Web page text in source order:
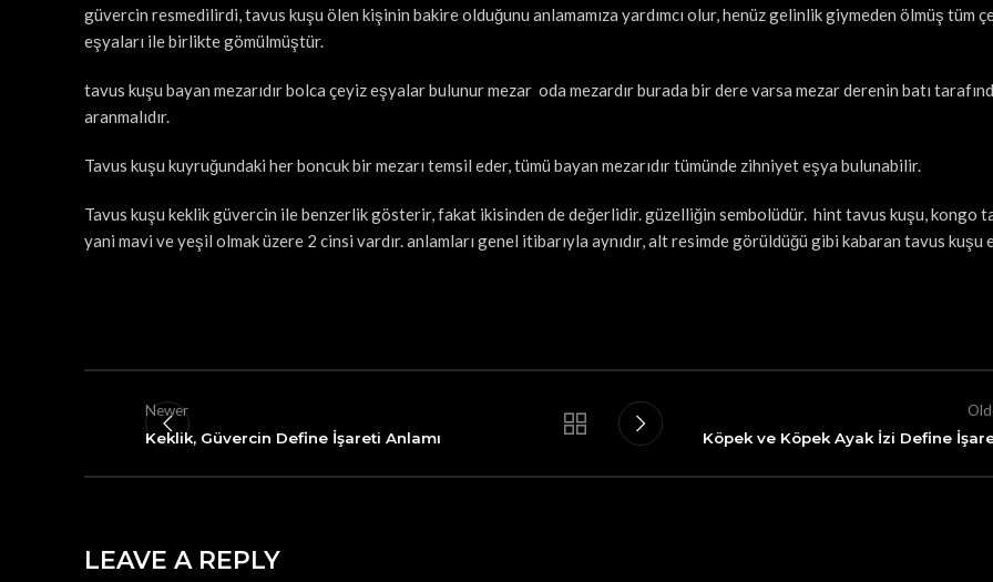
güvercin resmedilirdi, tavus kuşu ölen kişinin bakire olduğunu anlamamıza yardımcı olur, henüz gelinlik giymeden ölmüş tüm
eşyaları ile birlikte gömülmüştür.
tavus kuşu bayan mezarıdır bolca çeyiz eşyalar bulunur mezar oda mezardır burada bir dere varsa mezar derenin batı
aranmalıdır.
Tavus kuşu kuyruğundaki her boncuk bir mezarı temsil eder, tümü bayan mezarıdır tümünde zihniyet eşya bulunabilir.
Tavus kuşu keklik güvercin ile benzerlik gösterir, fakat ikisinden de değerlidir. güzelliğin sembolüdür. hint tavus kuşu, kongo
yani mavi ve yeşil olmak üzere 2 cinsi vardır. anlamları genel itibarıyla aynıdır, alt resimde görüldüğü gibi kabaran tavus kuşu
Newer
Keklik, Güvercin Define İşareti Anlamı
Köpek ve Köpek Ayak İzi Define
LEAVE A REPLY